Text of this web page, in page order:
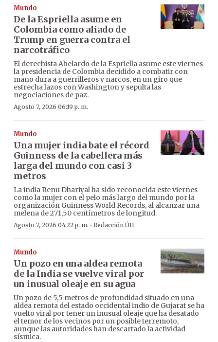
Mundo
De la Espriella asume en
Colombia como aliado de
Trump en guerra contra el
narcotráfico
El derechista Abelardo de la Espriella asume este viernes
la presidencia de Colombia decidido a combatir con
mano dura a guerrilleros y narcos, en un giro que
estrecha lazos con Washington y sepulta las
negociaciones de paz.
Agosto 7, 2026 06:19 p. m.
Mundo
Una mujer india bate el récord
Guinness de la cabellera más
larga del mundo con casi 3
metros
La india Renu Dhariyal ha sido reconocida este viernes
como la mujer con el pelo más largo del mundo por la
organización Guinness World Records, al alcanzar una
melena de 271,50 centímetros de longitud.
Agosto 7, 2026 04:22 p. m. · Redacción ÚH
Mundo
Un pozo en una aldea remota
de la India se vuelve viral por
un inusual oleaje en su agua
Un pozo de 5,5 metros de profundidad situado en una
aldea remota del estado occidental indio de Gujarat se ha
vuelto viral por tener un inusual oleaje que ha desatado
el temor de los vecinos por un posible terremoto,
aunque las autoridades han descartado la actividad
sísmica.